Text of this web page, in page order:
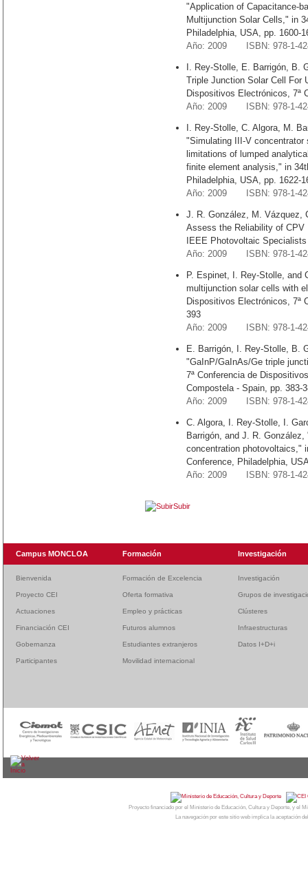
"Application of Capacitance-
Multijunction Solar Cells," in
Philadelphia, USA, pp. 1600-
Año: 2009 ISBN: 978-1-
I. Rey-Stolle, E. Barrigón, B.
Triple Junction Solar Cell For
Dispositivos Electrónicos, 7ª
Año: 2009 ISBN: 978-1-
I. Rey-Stolle, C. Algora, M.
"Simulating III-V concentrator
limitations of lumped
finite element analysis," in
Philadelphia, USA, pp. 1622-
Año: 2009 ISBN: 978-1-
J. R. González, M. Vázquez,
Assess the Reliability of CPV
IEEE Photovoltaic
Año: 2009 ISBN: 978-1-
P. Espinet, I. Rey-Stolle, and
multijunction solar cells with
Dispositivos Electrónicos, 7ª
393
Año: 2009 ISBN: 978-1-
E. Barrigón, I. Rey-Stolle, B.
"GaInP/GaInAs/Ge triple
7ª Conferencia de
Compostela - Spain, pp. 383-
Año: 2009 ISBN: 978-1-
C. Algora, I. Rey-Stolle, I.
Barrigón, and J. R.
concentration photovoltaics,"
Conference, Philadelphia,
Año: 2009 ISBN: 978-1-
Subir
Campus MONCLOA Formación Investigación
Bienvenida Formación de Excelencia Investigación
Proyecto CEI Oferta formativa Grupos de
Actuaciones Empleo y prácticas Clústeres
Financiación CEI Futuros alumnos Infraestructuras
Gobernanza Estudiantes extranjeros Datos I+D+i
Participantes Movilidad internacional
Proyecto financiado por el Ministerio de Educación, Cultura y Deporte, y el
La navegación por este sitio web implica la aceptación